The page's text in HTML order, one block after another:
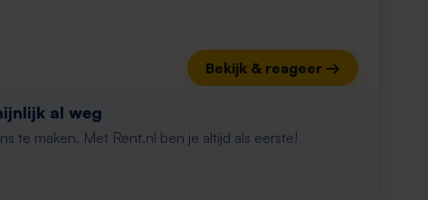
Bekijk & reageer →
al weg
te maken. Met Rent.nl ben je altijd als eerste!